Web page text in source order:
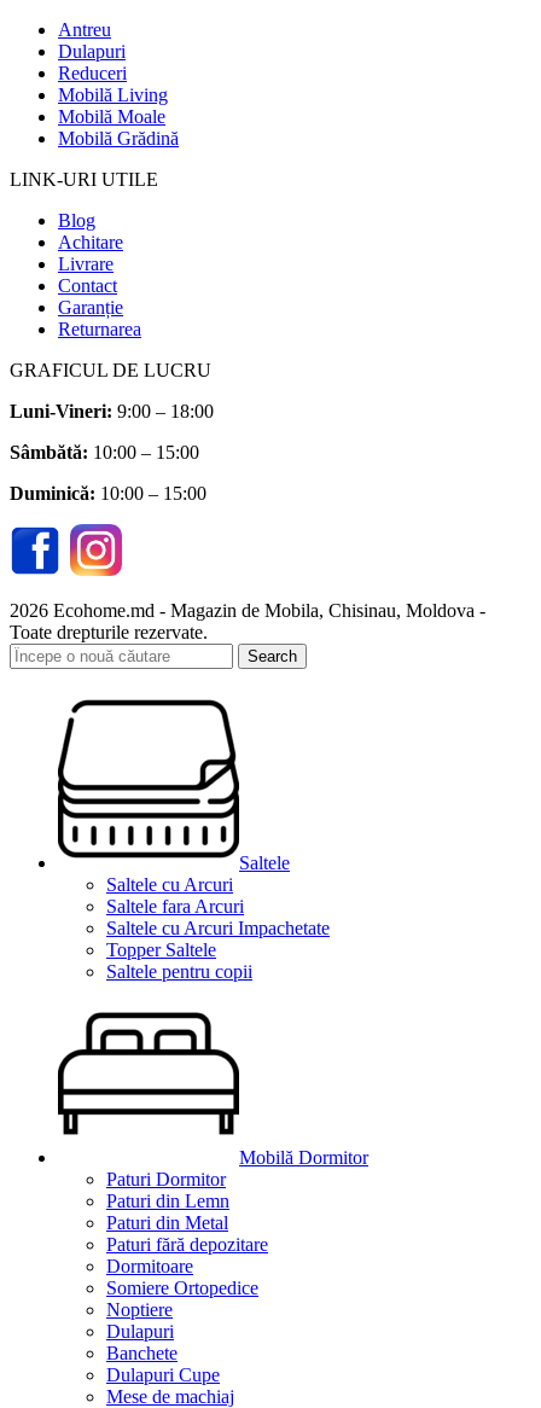
Antreu
Dulapuri
Reduceri
Mobilă Living
Mobilă Moale
Mobilă Grădină
LINK-URI UTILE
Blog
Achitare
Livrare
Contact
Garanție
Returnarea
GRAFICUL DE LUCRU
Luni-Vineri: 9:00 – 18:00
Sâmbătă: 10:00 – 15:00
Duminică: 10:00 – 15:00
2026 Ecohome.md - Magazin de Mobila, Chisinau, Moldova -
Toate drepturile rezervate.
Search
Saltele
Saltele cu Arcuri
Saltele fara Arcuri
Saltele cu Arcuri Impachetate
Topper Saltele
Saltele pentru copii
Mobilă Dormitor
Paturi Dormitor
Paturi din Lemn
Paturi din Metal
Paturi fără depozitare
Dormitoare
Somiere Ortopedice
Noptiere
Dulapuri
Banchete
Dulapuri Cupe
Mese de machiaj